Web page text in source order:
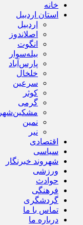
خانه
استان اردبیل
اردبیل
اصلاندوز
انگوت
بیله‌سوار
پارس‌آباد
خلخال
سرعین
کوثر
گرمی
مشکین‌شهر
نمین
نیر
اقتصادی
سیاسی
شهروند خبرنگار
ورزشی
حوادث
فرهنگی
گردشگری
تماس با ما
درباره ما